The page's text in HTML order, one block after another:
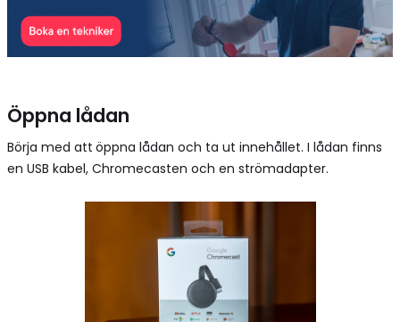
Öppna lådan
Börja med att öppna lådan och ta ut innehållet. I lådan finns
en USB kabel, Chromecasten och en strömadapter.